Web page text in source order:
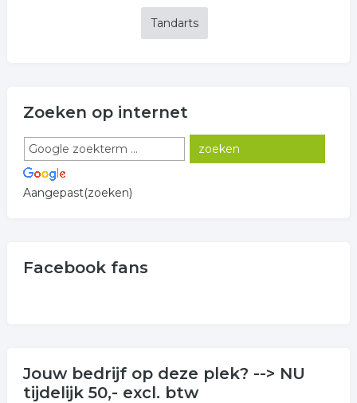
Tandarts
Zoeken op internet
Aangepast(zoeken)
Facebook fans
Jouw bedrijf op deze plek? --> NU
tijdelijk 50,- excl. btw